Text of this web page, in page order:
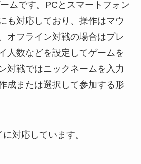
ムです。PCとスマートフォン
も対応しており、操作はマウ
オフライン対戦の場合はプレ
人数などを設定してゲームを
対戦ではニックネームを入力
成または選択して参加する形
対応しています。